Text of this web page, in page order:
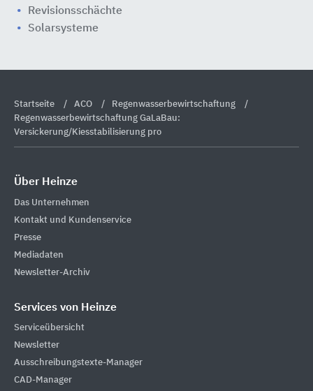
Revisionsschächte
Solarsysteme
Startseite ACO
Regenwasserbewirtschaftung
Regenwasserbewirtschaftung GaLaBau:
Versickerung/Kiesstabilisierung pro
Über Heinze
Das Unternehmen
Kontakt und Kundenservice
Presse
Mediadaten
Newsletter-Archiv
Services von Heinze
Serviceübersicht
Newsletter
Ausschreibungstexte-Manager
CAD-Manager